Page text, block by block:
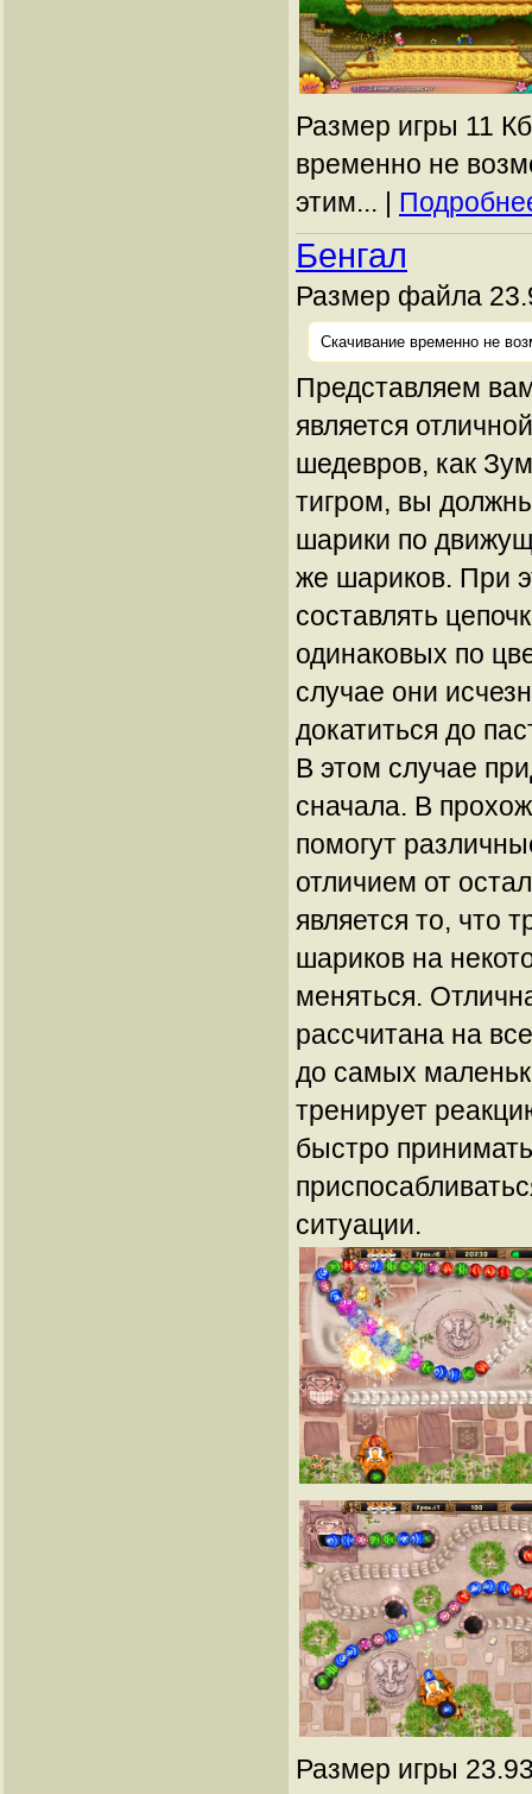
Размер игры 11
временно не
этим... |
Бенгал
Размер файла
Скачивание временно не
Представляем
является
шедевров, как
тигром, вы
шарики по
же шариков. При
составлять
одинаковых по
случае они
докатиться до
В этом случае
сначала. В
помогут
отличием от
является то, что
шариков на
меняться.
рассчитана на
до самых
тренирует
быстро
ситуации.
Размер игры